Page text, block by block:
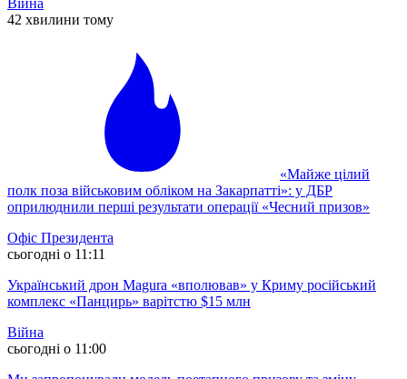
Війна
42 хвилини тому
«Майже цілий
полк поза військовим обліком на Закарпатті»: у ДБР
оприлюднили перші результати операції «Чесний призов»
Офіс Президента
сьогодні о 11:11
Український дрон Magura «вполював» у Криму російський
комплекс «Панцирь» варітстю $15 млн
Війна
сьогодні о 11:00